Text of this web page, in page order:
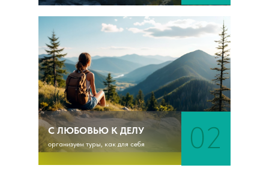
С ЛЮБОВЬЮ К ДЕЛУ
организуем туры, как для себя 02